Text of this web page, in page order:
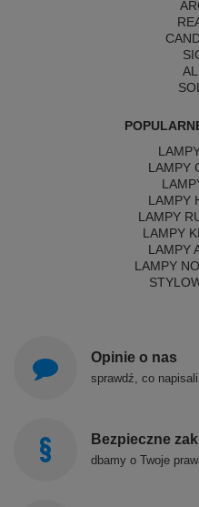
LAMPY
LAMPY
LAMPY
LAMPY
LAMPY
LAMPY
Opinie o nas
sprawdź, co
Bezpieczne
dbamy o Twoje